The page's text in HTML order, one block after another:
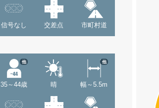
信号なし 交差点 市町村道
35～44歳
他
晴 幅～5.5m
他